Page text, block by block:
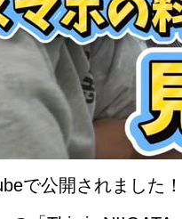
で公開されました